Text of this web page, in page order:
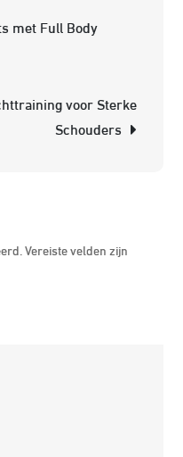
met Full Body
voor Sterke
Schouders
Vereiste velden zijn